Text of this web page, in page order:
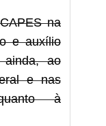
na
e auxílio
ainda, ao
e nas
à